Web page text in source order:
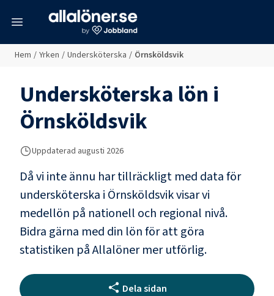
Hem / Yrken / Undersköterska / Örnsköldsvik
Undersköterska lön i
Örnsköldsvik
Uppdaterad augusti 2026
Då vi inte ännu har tillräckligt med data för
undersköterska i Örnsköldsvikvisar vi
medellön på nationell och regional nivå.
Bidra gärna med din lön för att göra
statistiken på Allalöner mer utförlig.
Dela sidan